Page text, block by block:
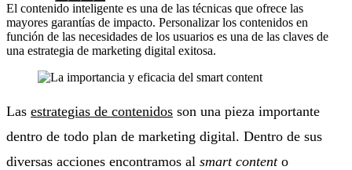
El contenido inteligente es una de las técnicas que ofrece las
mayores garantías de impacto. Personalizar los contenidos en
función de las necesidades de los usuarios es una de las claves de
una estrategia de marketing digital exitosa.
Las estrategias de contenidos son una pieza importante
dentro de todo plan de marketing digital. Dentro de sus
diversas acciones encontramos al smart contento